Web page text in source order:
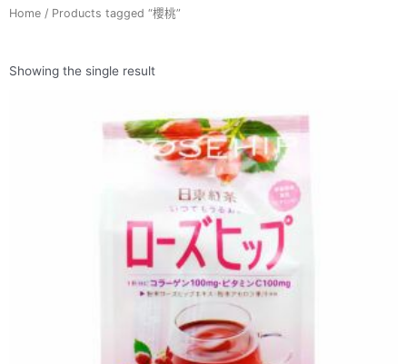
Home / Products tagged “櫻桃”
Showing the single result